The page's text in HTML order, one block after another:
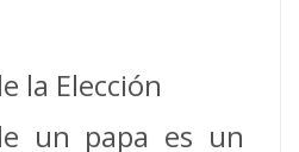
la Elección
un papa es un